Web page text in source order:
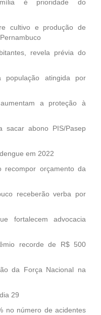
é prioridade do
cultivo e produção de
revela prévia do
população atingida por
a proteção à
sacar abono PIS/Pasep
em 2022
recompor orçamento da
receberão verba por
fortalecem advocacia
recorde de R$ 500
da Força Nacional na
29
no número de acidentes